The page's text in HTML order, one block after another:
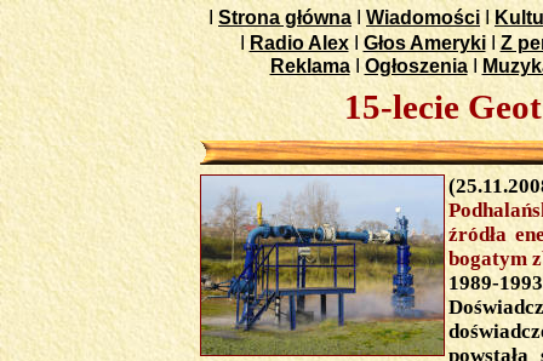
Strona główna Wiadomości
Radio Alex Głos Ameryki
Z
Reklama
OgłoszeniaI
15-lecie
źródła
bogatym
1989-